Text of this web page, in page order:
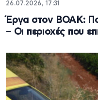
26.07.2026, 17:31
Έργα στον ΒΟΑΚ:
– Οι περιοχές που